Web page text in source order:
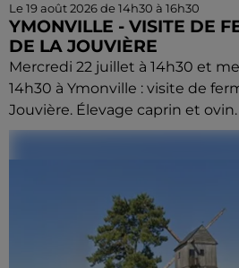
Le 19 août 2026 de 14h30 à 16h30
YMONVILLE - VISITE DE
DE LA JOUVIÈRE
Mercredi 22 juillet à 14h30 et
14h30 à Ymonville : visite de
Jouvière. Élevage caprin et ovin.